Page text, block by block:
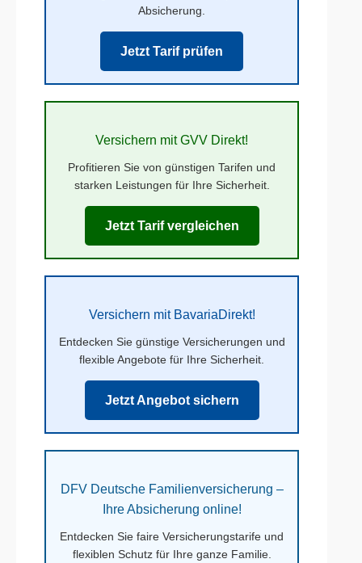
Absicherung.
Jetzt Tarif prüfen
Versichern mit GVV Direkt!
Profitieren Sie von günstigen Tarifen und
starken Leistungen für Ihre Sicherheit.
Jetzt Tarif vergleichen
Versichern mit BavariaDirekt!
Entdecken Sie günstige Versicherungen und
flexible Angebote für Ihre Sicherheit.
Jetzt Angebot sichern
DFV Deutsche Familienversicherung –
Ihre Absicherung online!
Entdecken Sie faire Versicherungstarife und
flexiblen Schutz für Ihre ganze Familie.